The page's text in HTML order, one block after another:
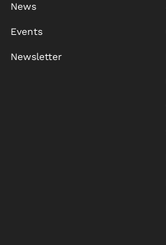
News
Events
Newsletter